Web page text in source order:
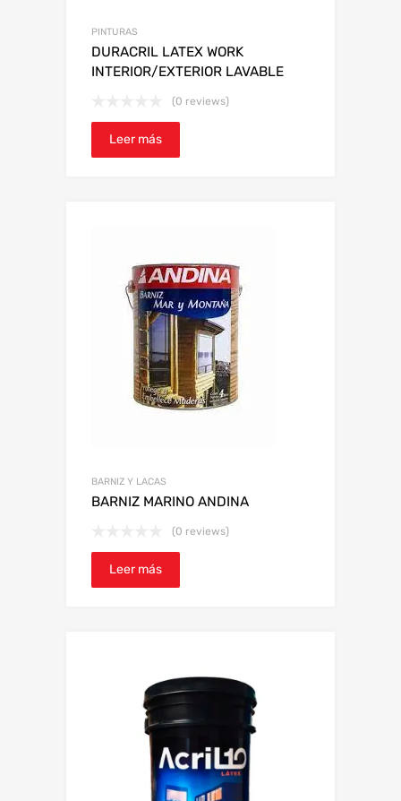
PINTURAS
DURACRIL LATEX WORK
INTERIOR/EXTERIOR LAVABLE
(0 reviews)
Leer más
BARNIZ Y LACAS
BARNIZ MARINO ANDINA
(0 reviews)
Leer más